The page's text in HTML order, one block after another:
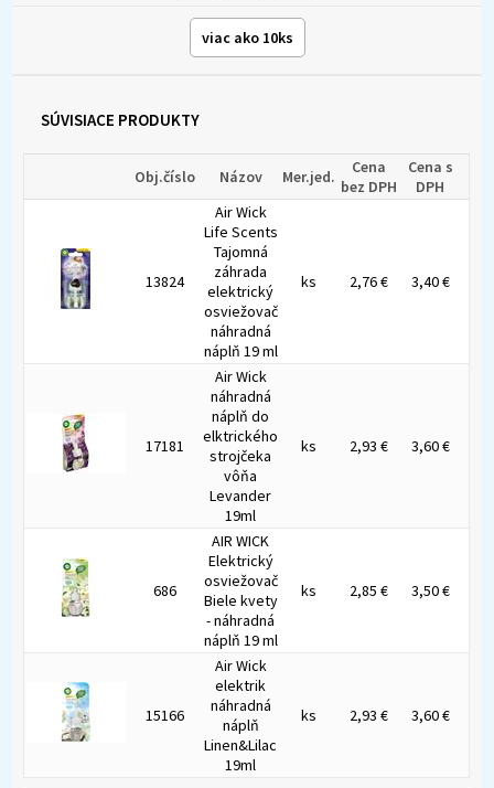
viac ako 10ks
SÚVISIACE PRODUKTY
Obj.číslo Názov Mer.jed.
Cena
bez DPH
Cena s
DPH
13824
Air Wick
Life Scents
Tajomná
záhrada
elektrický
osviežovač
náhradná
náplň 19 ml
ks 2,76 € 3,40 €
17181
Air Wick
náhradná
náplň do
elktrického
strojčeka
vôňa
Levander
19ml
ks 2,93 € 3,60 €
686
AIR WICK
Elektrický
osviežovač
Biele kvety
- náhradná
náplň 19 ml
ks 2,85 € 3,50 €
15166
Air Wick
elektrik
náhradná
náplň
Linen&Lilac
19ml
ks 2,93 € 3,60 €